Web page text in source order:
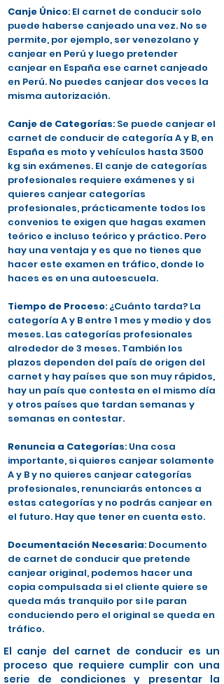
Canje Único: El carnet de conducir solo
puede haberse canjeado una vez. No se
permite, por ejemplo, ser venezolano y
canjear en Perú y luego pretender
canjear en España ese carnet canjeado
en Perú. No puedes canjear dos veces la
misma autorización.
Canje de Categorías: Se puede canjear el
carnet de conducir de categoría A y B, en
España es moto y vehículos hasta 3500
kg sin exámenes. El canje de categorías
profesionales requiere exámenes y si
quieres canjear categorías
profesionales, prácticamente todos los
convenios te exigen que hagas examen
teórico e incluso teórico y práctico. Pero
hay una ventaja y es que no tienes que
hacer este examen en tráfico, donde lo
haces es en una autoescuela.
Tiempo de Proceso: ¿Cuánto tarda? La
categoría A y B entre 1 mes y medio y dos
meses. Las categorías profesionales
alrededor de 3 meses. También los
plazos dependen del país de origen del
carnet y hay países que son muy rápidos,
hay un país que contesta en el mismo día
y otros países que tardan semanas y
semanas en contestar.
Renuncia a Categorías: Una cosa
importante, si quieres canjear solamente
A y B y no quieres canjear categorías
profesionales, renunciarás entonces a
estas categorías y no podrás canjear en
el futuro. Hay que tener en cuenta esto.
Documentación Necesaria: Documento
de carnet de conducir que pretende
canjear original, podemos hacer una
copia compulsada si el cliente quiere se
queda más tranquilo por si le paran
conduciendo pero el original se queda en
tráfico.
El canje del carnet de conducir es un
proceso que requiere cumplir con una
serie de condiciones y presentar la